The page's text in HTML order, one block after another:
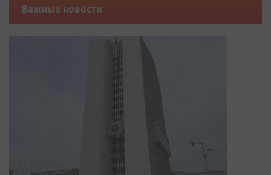
Важные новости